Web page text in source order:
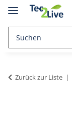
Zurück zur Liste